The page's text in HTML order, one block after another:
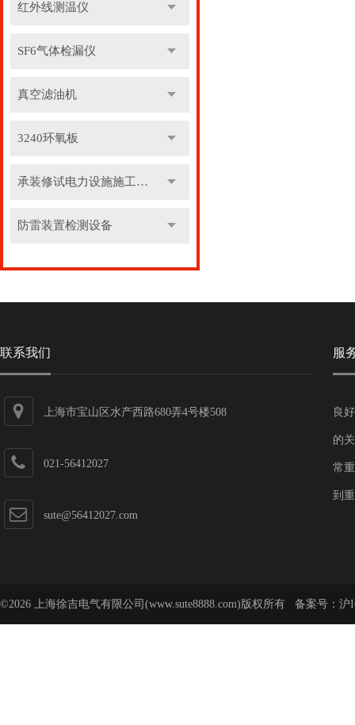
红外线测温仪
SF6气体检漏仪
真空滤油机
3240环氧板
承装修试电力设施施工机具
防雷装置检测设备
联系我们
上海市宝山区水产西路680弄4号楼508
021-56412027
sute@56412027.com
服
良
的
常
到
©2026 上海徐吉电气有限公司(www.sute8888.com)版权所有 备案号： 沪